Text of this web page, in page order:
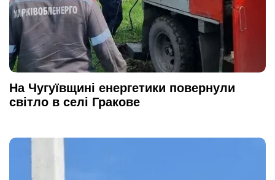
На Чугуївщині енергетики повернули
світло в селі Гракове